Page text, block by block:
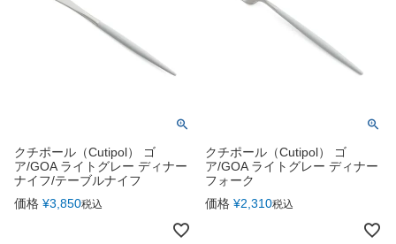
クチポール（Cutipol） ゴ
ア/GOA ライトグレー ディナー
ナイフ/テーブルナイフ
価格 ¥3,850税込
クチポール（Cutipol） ゴ
ア/GOA ライトグレー ディナー
フォーク
価格 ¥2,310税込